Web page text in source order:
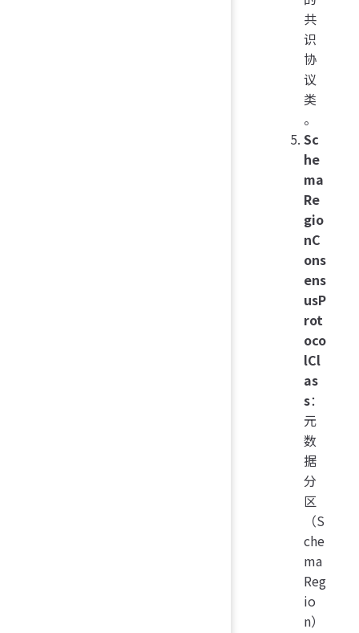
共
识
协
议
类
。
Sc
he
ma
Re
gio
nC
ons
ens
usP
rot
oco
lCl
as
s：
元
数
据
分
区
（S
che
ma
Reg
io
n）